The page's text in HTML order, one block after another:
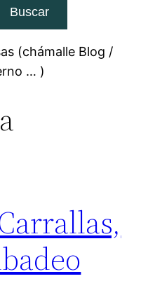
Buscar
(chámalle Blog /
… )